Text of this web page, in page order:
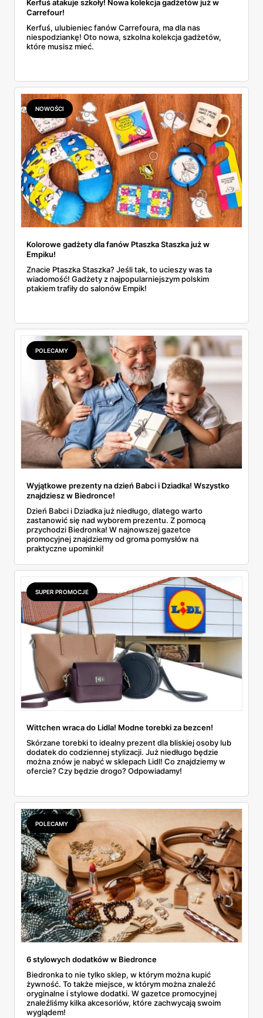
Kerfuś atakuje szkoły! Nowa kolekcja gadżetów już w
Carrefour!
Kerfuś, ulubieniec fanów Carrefoura, ma dla nas
niespodziankę! Oto nowa, szkolna kolekcja gadżetów,
które musisz mieć.
NOWOŚCI
Kolorowe gadżety dla fanów Ptaszka Staszka już w
Empiku!
Znacie Ptaszka Staszka? Jeśli tak, to ucieszy was ta
wiadomość! Gadżety z najpopularniejszym polskim
ptakiem trafiły do salonów Empik!
POLECAMY
Wyjątkowe prezenty na dzień Babci i Dziadka! Wszystko
znajdziesz w Biedronce!
Dzień Babci i Dziadka już niedługo, dlatego warto
zastanowić się nad wyborem prezentu. Z pomocą
przychodzi Biedronka! W najnowszej gazetce
promocyjnej znajdziemy od groma pomysłów na
praktyczne upominki!
SUPER PROMOCJE
Wittchen wraca do Lidla! Modne torebki za bezcen!
Skórzane torebki to idealny prezent dla bliskiej osoby lub
dodatek do codziennej stylizacji. Już niedługo będzie
można znów je nabyć w sklepach Lidl! Co znajdziemy w
ofercie? Czy będzie drogo? Odpowiadamy!
POLECAMY
6 stylowych dodatków w Biedronce
Biedronka to nie tylko sklep, w którym można kupić
żywność. To także miejsce, w którym można znaleźć
oryginalne i stylowe dodatki. W gazetce promocyjnej
znaleźliśmy kilka akcesoriów, które zachwycają swoim
wyglądem!